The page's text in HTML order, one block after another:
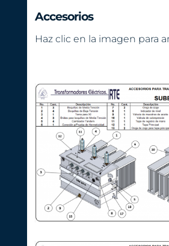
Accesorios
Haz clic en la imagen para